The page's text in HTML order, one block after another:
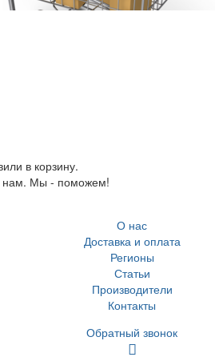
в корзину.
нам. Мы - поможем!
О нас
Доставка и оплата
Регионы
Статьи
Производители
Контакты
Обратный звонок